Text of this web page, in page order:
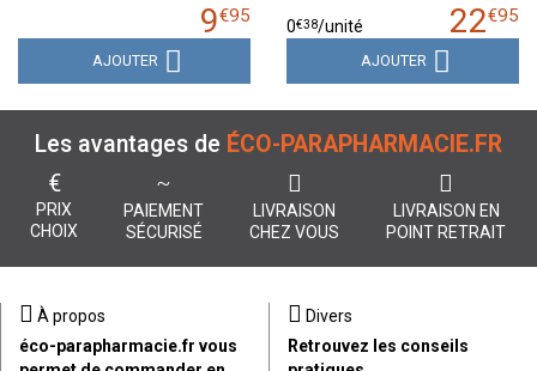
9€95
AJOUTER
22€95
0€38/unité
AJOUTER
Les avantages de ÉCO-PARAPHARMACIE.FR
€
PRIX
CHOIX
PAIEMENT
SÉCURISÉ
LIVRAISON
CHEZ VOUS
LIVRAISON EN
POINT RETRAIT
À propos
éco-parapharmacie.fr vous
Divers
Retrouvez les conseils